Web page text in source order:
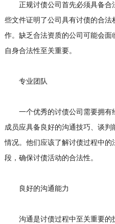
正规讨债公司首先必须具备合
些文件证明了公司具有讨债的合
作。缺乏合法资质的公司可能会
自身合法性至关重要。
专业团队
一个优秀的讨债公司需要拥有
成员应具备良好的沟通技巧、谈
情况。他们应该了解讨债过程中
段，确保讨债活动的合法性。
良好的沟通能力
沟通是讨债过程中至关重要的